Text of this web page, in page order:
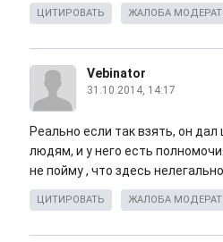
ЦИТИРОВАТЬ ЖАЛОБА
Vebinator
31.10.2014, 14:17
Реально если так взять, он
людям, и у него есть
не пойму , что здесь
ЦИТИРОВАТЬ ЖАЛОБА